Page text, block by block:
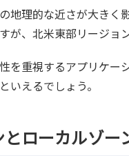
地理的な近さが大き
が、北米東部リージ
を重視するアプリケ
いえるでしょう。
ローカルゾー